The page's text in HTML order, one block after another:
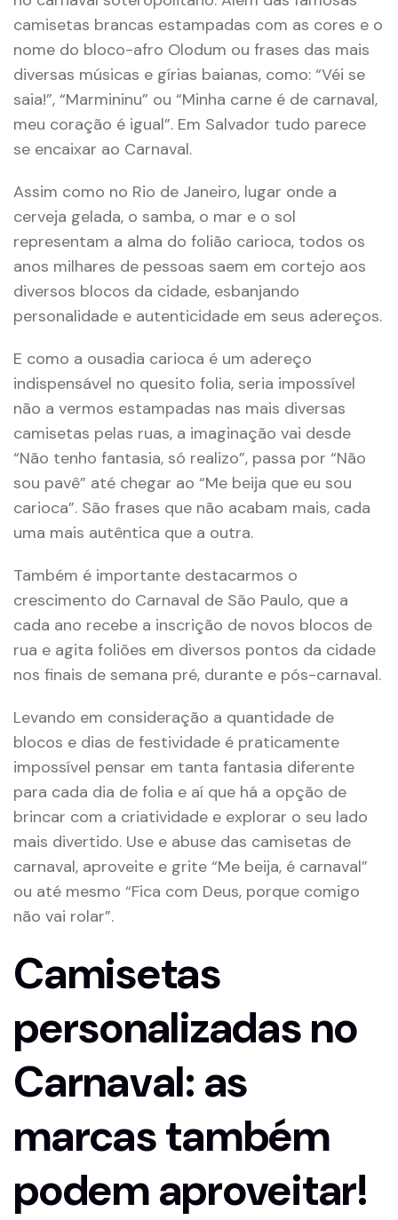
camisetas brancas estampadas com as cores e o
nome do bloco-afro Olodum ou frases das mais
diversas músicas e gírias baianas, como: “Véi se
saia!”, “Marmininu” ou “Minha carne é de carnaval,
meu coração é igual”. Em Salvador tudo parece
se encaixar ao Carnaval.
Assim como no Rio de Janeiro, lugar onde a
cerveja gelada, o samba, o mar e o sol
representam a alma do folião carioca, todos os
anos milhares de pessoas saem em cortejo aos
diversos blocos da cidade, esbanjando
personalidade e autenticidade em seus adereços.
E como a ousadia carioca é um adereço
indispensável no quesito folia, seria impossível
não a vermos estampadas nas mais diversas
camisetas pelas ruas, a imaginação vai desde
“Não tenho fantasia, só realizo”, passa por “Não
sou pavê” até chegar ao “Me beija que eu sou
carioca”. São frases que não acabam mais, cada
uma mais autêntica que a outra.
Também é importante destacarmos o
crescimento do Carnaval de São Paulo, que a
cada ano recebe a inscrição de novos blocos de
rua e agita foliões em diversos pontos da cidade
nos finais de semana pré, durante e pós-carnaval.
Levando em consideração a quantidade de
blocos e dias de festividade é praticamente
impossível pensar em tanta fantasia diferente
para cada dia de folia e aí que há a opção de
brincar com a criatividade e explorar o seu lado
mais divertido. Use e abuse das camisetas de
carnaval, aproveite e grite “Me beija, é carnaval”
ou até mesmo “Fica com Deus, porque comigo
não vai rolar”.
Camisetas
personalizadas no
Carnaval: as
marcas também
podem aproveitar!